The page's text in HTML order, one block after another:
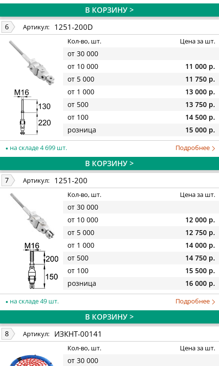
В КОРЗИНУ >
6 Артикул: 1251-200D
Кол-во, шт. Цена за шт.
от 30 000
от 10 000
11 000 р.
от 5 000
11 750 р.
от 1 000
13 000 р.
от 500
13 750 р.
от 100
14 500 р.
розница
15 000 р.
на складе 4 699 шт. Подробнее
В КОРЗИНУ >
7 Артикул: 1251-200
Кол-во, шт. Цена за шт.
от 30 000
от 10 000
12 000 р.
от 5 000
12 750 р.
от 1 000
14 000 р.
от 500
14 750 р.
от 100
15 500 р.
розница
16 000 р.
на складе 49 шт. Подробнее
В КОРЗИНУ >
8 Артикул: ИЗКНТ-00141
Кол-во, шт. Цена за шт.
от 30 000